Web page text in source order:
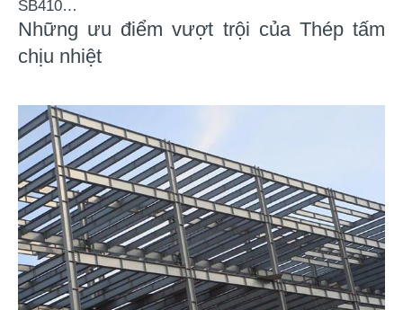
SB410…
Những ưu điểm vượt trội của Thép tấm
chịu nhiệt